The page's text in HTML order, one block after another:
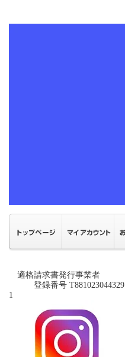
適格請求書発行事業者
登録番号 T881023044329
1